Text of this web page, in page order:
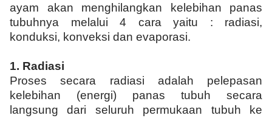
ayam akan menghilangkan kelebihan panas
tubuhnya melalui 4 cara yaitu : radiasi,
konduksi, konveksi dan evaporasi.
1. Radiasi
Proses secara radiasi adalah pelepasan
kelebihan (energi) panas tubuh secara
langsung dari seluruh permukaan tubuh ke